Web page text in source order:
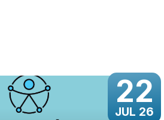
22
JUL 26